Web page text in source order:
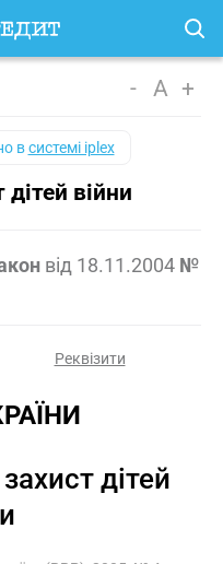
- A +
всистемі iplex
війни
від 18.11.2004 №
Реквізити
дітей